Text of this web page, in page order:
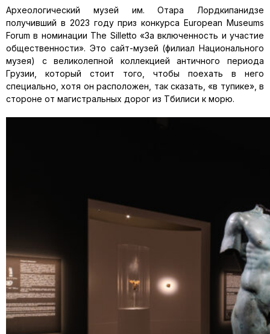
Археологический музей им. Отара Лордкипанидзе
получивший в 2023 году приз конкурса European Museums
Forum в номинации The Silletto «За включенность и участие
общественности». Это сайт-музей (филиал Национального
музея) с великолепной коллекцией античного периода
Грузии, который стоит того, чтобы поехать в него
специально, хотя он расположен, так сказать, «в тупике», в
стороне от магистральных дорог из Тбилиси к морю.